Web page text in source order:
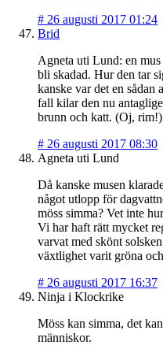
# 26 augusti 2017 01:24
Brid
Agneta uti Lund: en
bli skadad. Hur den tar
kanske var det en sådan
fall kilar den nu
brunn och katt. (Oj, rim!)
# 26 augusti 2017 08:30
Agneta uti Lund
Då kanske musen
något utlopp för
möss simma? Vet inte
Vi har haft rätt mycket
varvat med skönt
växtlighet varit gröna
# 26 augusti 2017 16:37
Ninja i Klockrike
Möss kan simma, det
människor.